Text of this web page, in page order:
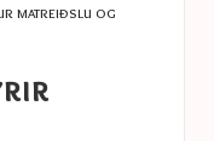
matreiðslu og